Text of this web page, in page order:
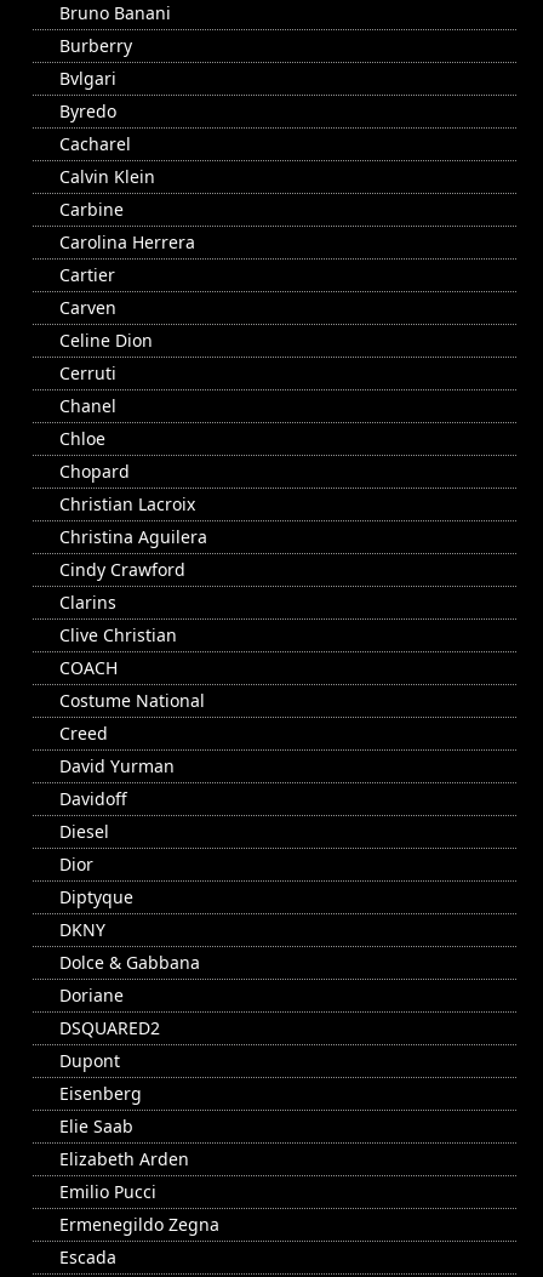
Bruno Banani
Burberry
Bvlgari
Byredo
Cacharel
Calvin Klein
Carbine
Carolina Herrera
Cartier
Carven
Celine Dion
Cerruti
Chanel
Chloe
Chopard
Christian Lacroix
Christina Aguilera
Cindy Crawford
Clarins
Clive Christian
COACH
Costume National
Creed
David Yurman
Davidoff
Diesel
Dior
Diptyque
DKNY
Dolce & Gabbana
Doriane
DSQUARED2
Dupont
Eisenberg
Elie Saab
Elizabeth Arden
Emilio Pucci
Ermenegildo Zegna
Escada